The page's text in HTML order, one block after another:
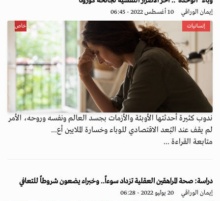
إيمان الوراقي 10 أغسطس 2022 - 06:45
إنسانيات خاص
ندوب كثيرة أحدثتها الأوبئة والأزمات بجسد العالم ونفسه وروحه، الأمر
لم يقف عند البُعد الاقتصادي للوباء وخسارة الملايين أع...
متابعة القراءة ...
دراسة: صحة المراهقين العقلية تزداد سوءاً.. وخبراء يضعون شروطاً للتعافي
إيمان الوراقي 20 يوليو 2022 - 06:28